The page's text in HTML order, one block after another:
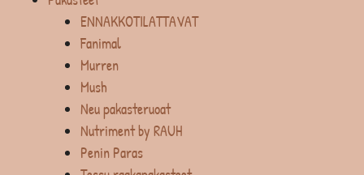
ENNAKKOTILATTAVAT
Fanimal
Murren
Mush
Neu pakasteruoat
Nutriment by RAUH
Penin Paras